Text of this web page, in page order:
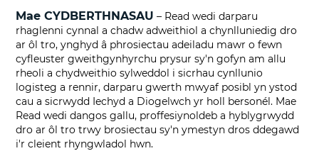
Mae CYDBERTHNASAU – Read wedi darparu
rhaglenni cynnal a chadw adweithiol a chynlluniedig dro
ar ôl tro, ynghyd â phrosiectau adeiladu mawr o fewn
cyfleuster gweithgynhyrchu prysur sy'n gofyn am allu
rheoli a chydweithio sylweddol i sicrhau cynllunio
logisteg a rennir, darparu gwerth mwyaf posibl yn ystod
cau a sicrwydd Iechyd a Diogelwch yr holl bersonél. Mae
Read wedi dangos gallu, proffesiynoldeb a hyblygrwydd
dro ar ôl tro trwy brosiectau sy'n ymestyn dros ddegawd
i'r cleient rhyngwladol hwn.